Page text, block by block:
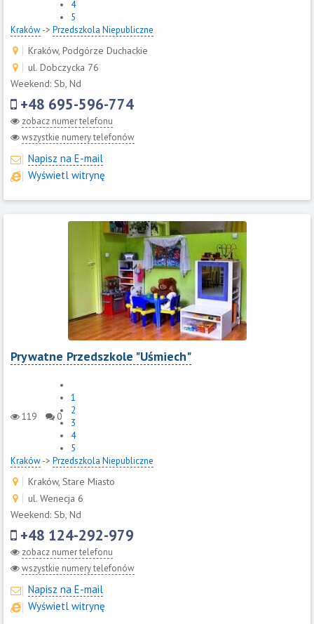
4
5
Kraków-> Przedszkola Niepubliczne
Kraków, Podgórze Duchackie
ul. Dobczycka 76
Weekend: Sb, Nd
+48 695-596-774
zobacz numer telefonu
wszystkie numery telefonów
Napisz na E-mail
Wyświetl witrynę
Prywatne Przedszkole "Uśmiech"
119 0
1
2
3
4
5
Kraków-> Przedszkola Niepubliczne
Kraków, Stare Miasto
ul. Wenecja 6
Weekend: Sb, Nd
+48 124-292-979
zobacz numer telefonu
wszystkie numery telefonów
Napisz na E-mail
Wyświetl witrynę